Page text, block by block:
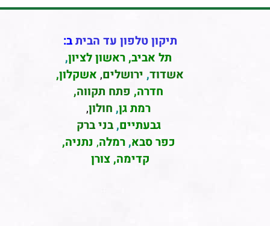
תיקון טלפון עד הביתב:
תל אביב, ראשון לציון,
אשדוד, ירושלים, אשקלון,
חדרה, פתח תקווה,
רמת גן, חולון,
גבעתיים,בני ברק
כפר סבא,רמלה, נתניה,
קדימה, צורן